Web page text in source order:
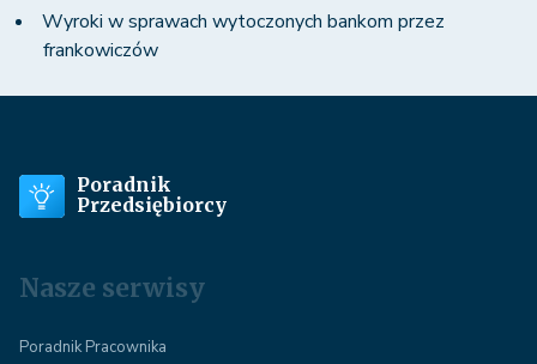
Wyroki w sprawach wytoczonych bankom przez
frankowiczów
Poradnik
Przedsiębiorcy
Nasze serwisy
Poradnik Pracownika